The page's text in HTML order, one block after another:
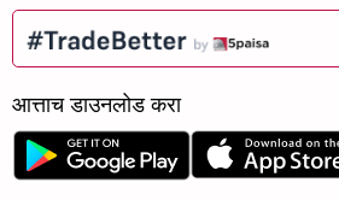
आत्ताच डाउनलोड करा